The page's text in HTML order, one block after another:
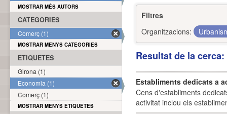
Filtres
Organitzacions:
Resultat de la
Establiments dedicats a
Cens d'establiments
activitat inclou els
MOSTRAR MÉS AUTORS
CATEGORIES
Comerç (1)
MOSTRAR MENYS CATEGORIES
ETIQUETES
Girona (1)
Economia (1)
Comerç (1)
MOSTRAR MENYS ETIQUETES